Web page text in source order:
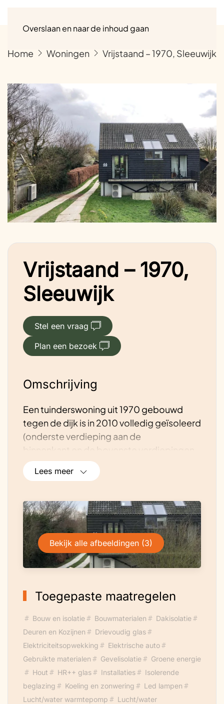
Overslaan en naar de inhoud gaan
Home Woningen Vrijstaand – 1970, Sleeuwijk
Vrijstaand – 1970,
Sleeuwijk
Stel een vraag
Plan een bezoek
Omschrijving
Een tuinderswoning uit 1970 gebouwd
tegen de dijk is in 2010 volledig geïsoleerd
(onderste verdieping aan de
van buiten ingepakt). Vervolgens in 2015
zonnepanelen op bijgebouwen boederij
verwarming via warmtepomp (lucht-
water).
Lees meer
Bekijk alle afbeeldingen (3)
Toegepaste maatregelen
Bouw en isolatie Bouwmaterialen
Dakisolatie
Deuren en Kozijnen
Drievoudig glas
Elektriciteitsopwekking
Elektrische auto
Gebruikte materialen
Gevelisolatie
Groene energie
Hout
HR++ glas Installaties
Isolerende
beglazing
Koeling en zonwering
Led lampen
Lucht/water warmtepomp
Lucht/water